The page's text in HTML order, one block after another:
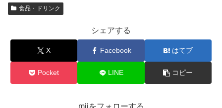
食品・ドリンク
シェアする
X Facebook はてブ
Pocket LINE コピー